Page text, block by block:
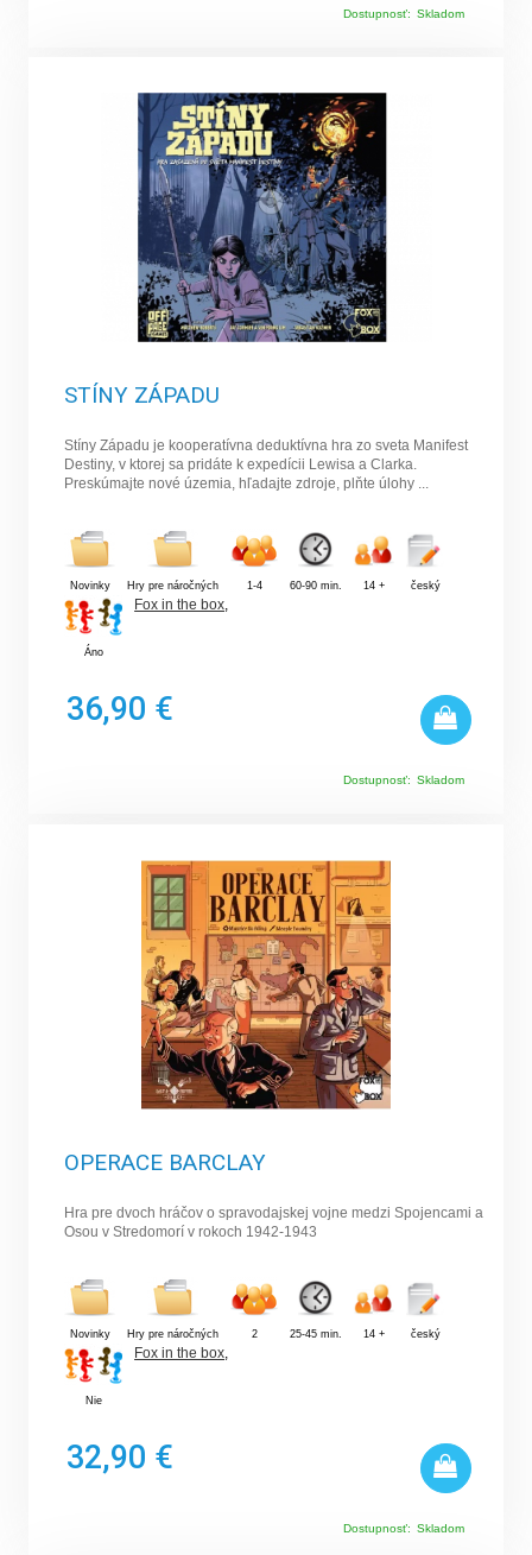
Dostupnosť: Skladom
STÍNY ZÁPADU
Stíny Západu je kooperatívna deduktívna hra zo sveta Manifest
Destiny, v ktorej sa pridáte k expedícii Lewisa a Clarka.
Preskúmajte nové územia, hľadajte zdroje, plňte úlohy ...
Novinky Hry pre náročných 1-4 60-90 min. 14 + český
Áno
Fox in the box,
36,90 €
Dostupnosť: Skladom
OPERACE BARCLAY
Hra pre dvoch hráčov o spravodajskej vojne medzi Spojencami a
Osou v Stredomorí v rokoch 1942-1943
Novinky Hry pre náročných 2 25-45 min. 14 + český
Nie
Fox in the box
32,90 €
Dostupnosť: Skladom